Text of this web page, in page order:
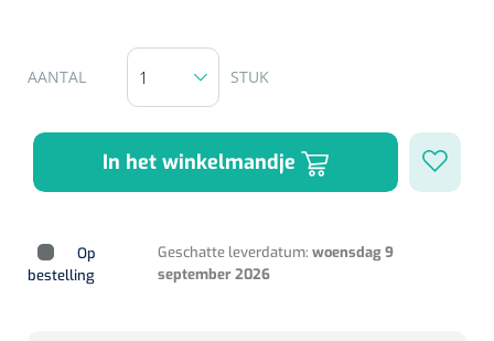
Biopsie punch
Ouderen Comfortzorg
Warmtetherapie
Fixatiemateriaal
Holters
Spirometers
Foetale dopplers
Surgical suction
AANTAL STUK
In het winkelmandje
Op
bestelling
Geschatte leverdatum:woensdag 9
september 2026